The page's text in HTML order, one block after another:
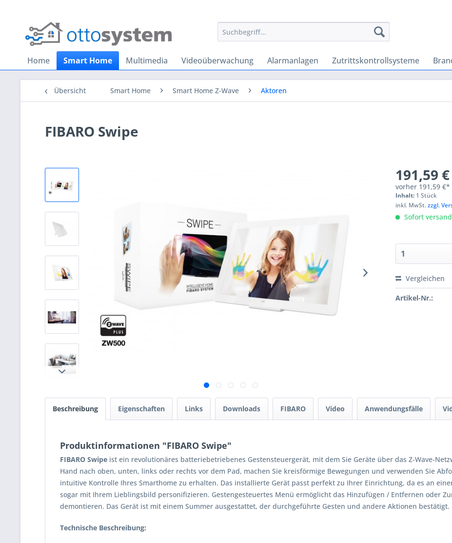
Home Smart Home Multimedia Videoüberwachung Alarmanlagen Zutrittskontrollsysteme
Übersicht Smart Home Smart Home Z-Wave Aktoren
FIBARO Swipe
191,59
vorher 191,59 €*
Inhalt: 1 Stück
inkl. MwSt.zzgl.
Sofort
Vergleichen
Artikel-Nr.:
Beschreibung Eigenschaften Links Downloads FIBARO Video Anwendungsfälle
Produktinformationen "FIBARO Swipe"
FIBARO Swipe ist ein revolutionäres batteriebetriebenes Gestensteuergerät, mit dem Sie Geräte über das Z-Wave-
Hand nach oben, unten, links oder rechts vor dem Pad, machen Sie kreisförmige Bewegungen und verwenden Sie
intuitive Kontrolle Ihres Smarthome zu erhalten. Das installierte Gerät passt perfekt zu Ihrer Einrichtung, da es an
sogar mit Ihrem Lieblingsbild personifizieren. Gestengesteuertes Menü ermöglicht das Hinzufügen / Entfernen oder
demontieren. Das Gerät ist mit einem Summer ausgestattet, der durchgeführte Gesten und andere Aktionen bestätigt.
Technische Beschreibung: